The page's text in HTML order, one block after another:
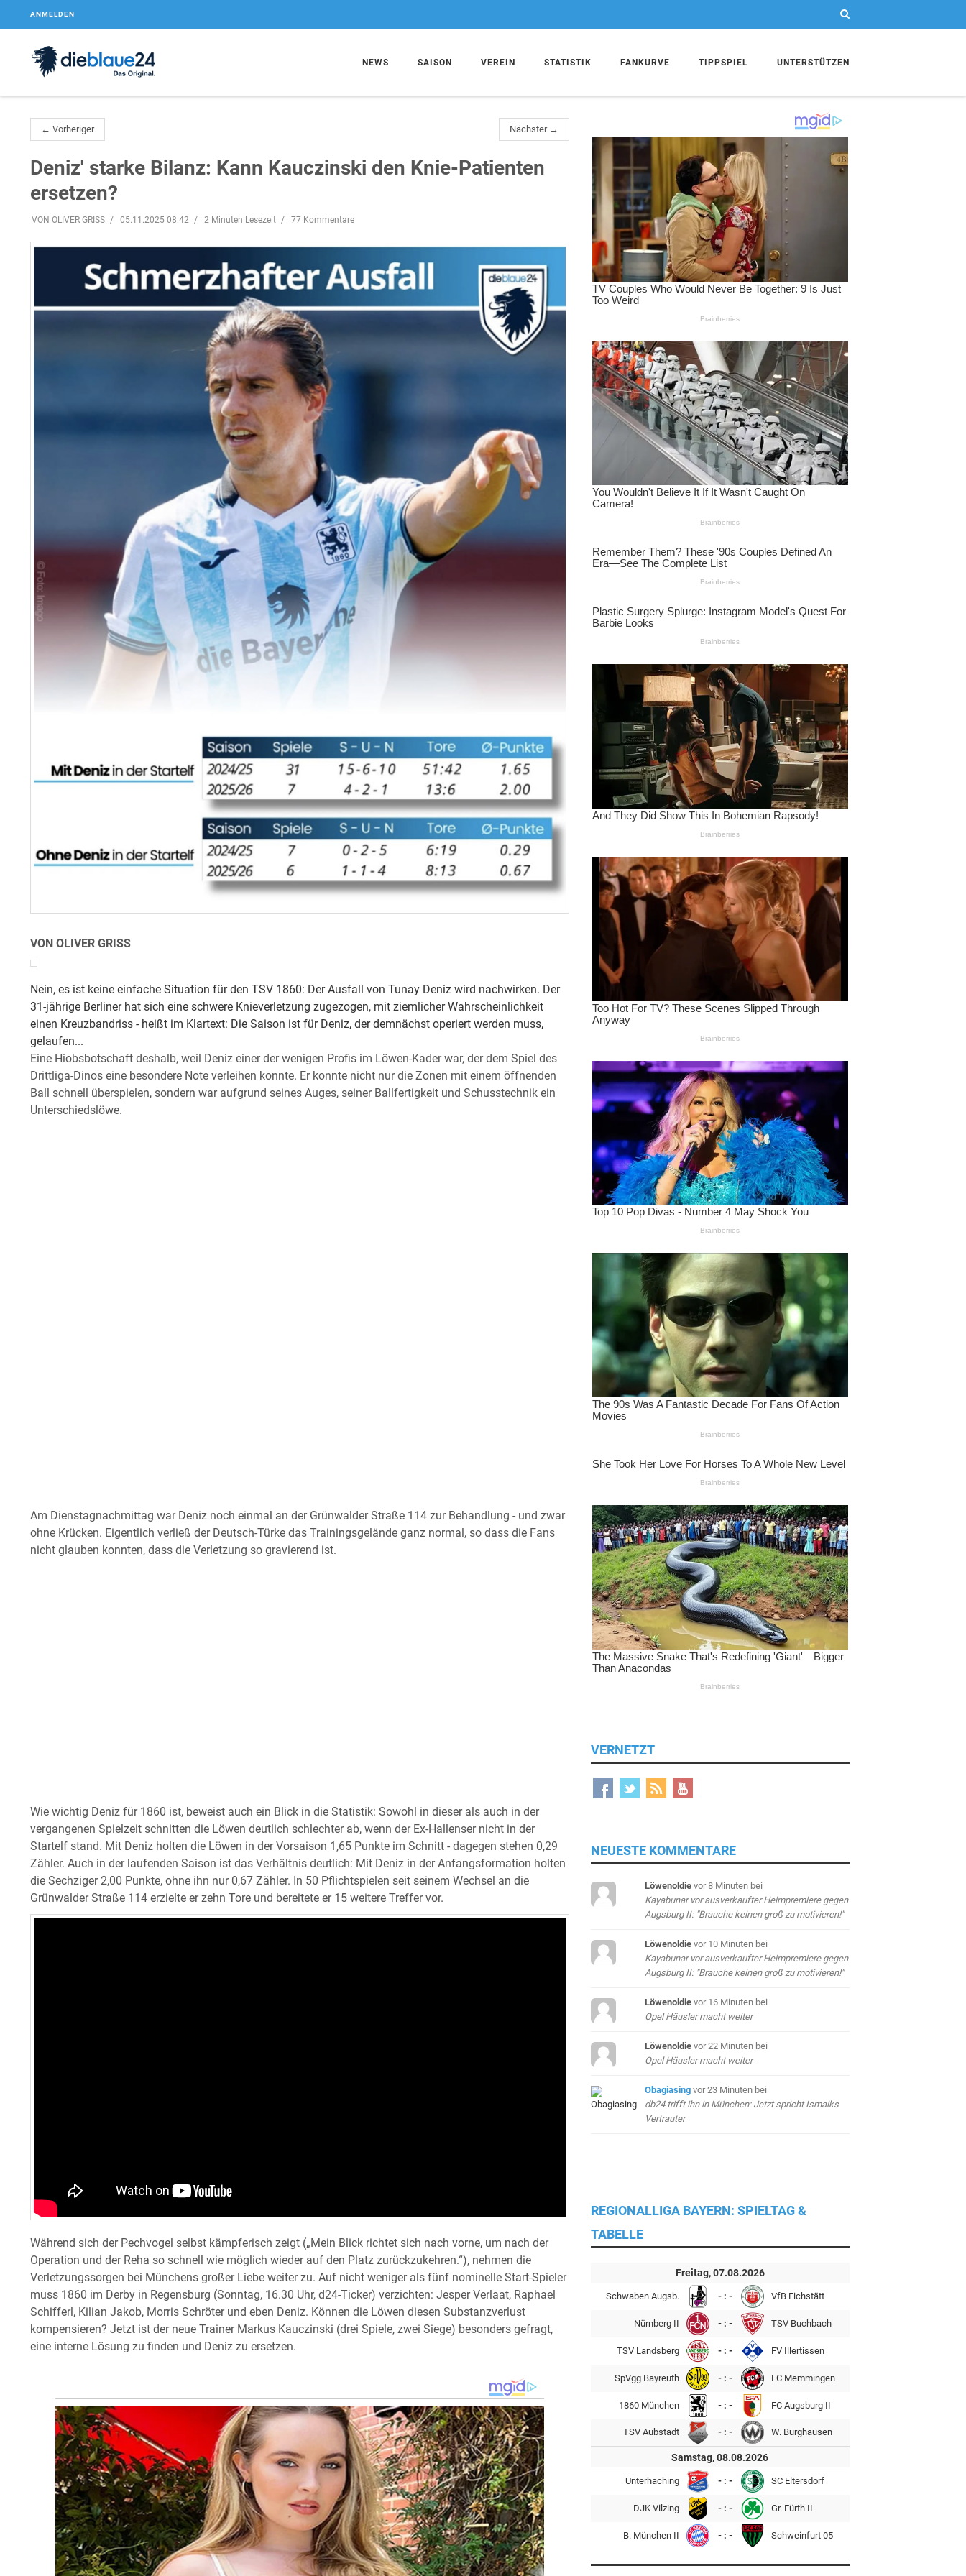
ANMELDEN
NEWS SAISON VEREIN STATISTIK FANKURVE TIPPSPIEL UNTERSTÜTZEN
← Vorheriger Nächster →
Deniz' starke Bilanz: Kann Kauczinski den Knie-Patienten
ersetzen?
VON OLIVER GRISS 05.11.2025 08:42 2 Minuten Lesezeit 77 Kommentare
VON OLIVER GRISS
Nein, es ist keine einfache Situation für den TSV 1860: Der Ausfall von Tunay Deniz wird nachwirken. Der
31-jährige Berliner hat sich eine schwere Knieverletzung zugezogen, mit ziemlicher Wahrscheinlichkeit
einen Kreuzbandriss - heißt im Klartext: Die Saison ist für Deniz, der demnächst operiert werden muss,
gelaufen...
Eine Hiobsbotschaft deshalb, weil Deniz einer der wenigen Profis im Löwen-Kader war, der dem Spiel des
Drittliga-Dinos eine besondere Note verleihen konnte. Er konnte nicht nur die Zonen mit einem öffnenden
Ball schnell überspielen, sondern war aufgrund seines Auges, seiner Ballfertigkeit und Schusstechnik ein
Unterschiedslöwe.
Am Dienstagnachmittag war Deniz noch einmal an der Grünwalder Straße 114 zur Behandlung - und zwar
ohne Krücken. Eigentlich verließ der Deutsch-Türke das Trainingsgelände ganz normal, so dass die Fans
nicht glauben konnten, dass die Verletzung so gravierend ist.
Wie wichtig Deniz für 1860 ist, beweist auch ein Blick in die Statistik: Sowohl in dieser als auch in der
vergangenen Spielzeit schnitten die Löwen deutlich schlechter ab, wenn der Ex-Hallenser nicht in der
Startelf stand. Mit Deniz holten die Löwen in der Vorsaison 1,65 Punkte im Schnitt - dagegen stehen 0,29
Zähler. Auch in der laufenden Saison ist das Verhältnis deutlich: Mit Deniz in der Anfangsformation holten
die Sechziger 2,00 Punkte, ohne ihn nur 0,67 Zähler. In 50 Pflichtspielen seit seinem Wechsel an die
Grünwalder Straße 114 erzielte er zehn Tore und bereitete er 15 weitere Treffer vor.
Während sich der Pechvogel selbst kämpferisch zeigt („Mein Blick richtet sich nach vorne, um nach der
Operation und der Reha so schnell wie möglich wieder auf den Platz zurückzukehren.“), nehmen die
Verletzungssorgen bei Münchens großer Liebe weiter zu. Auf nicht weniger als fünf nominelle Start-Spieler
muss 1860 im Derby in Regensburg (Sonntag, 16.30 Uhr, d24-Ticker) verzichten: Jesper Verlaat, Raphael
Schifferl, Kilian Jakob, Morris Schröter und eben Deniz. Können die Löwen diesen Substanzverlust
kompensieren? Jetzt ist der neue Trainer Markus Kauczinski (drei Spiele, zwei Siege) besonders gefragt,
eine interne Lösung zu finden und Deniz zu ersetzen.
VERNETZT
NEUESTE KOMMENTARE
Löwenoldie vor 8 Minuten bei
Kayabunar vor ausverkaufter Heimpremiere gegen
Augsburg II: "Brauche keinen groß zu motivieren!"
Löwenoldie vor 10 Minuten bei
Kayabunar vor ausverkaufter Heimpremiere gegen
Augsburg II: "Brauche keinen groß zu motivieren!"
Löwenoldie vor 16 Minuten bei
Opel Häusler macht weiter
Löwenoldie vor 22 Minuten bei
Opel Häusler macht weiter
Obagiasing vor 23 Minuten bei
db24 trifft ihn in München: Jetzt spricht Ismaiks
Vertrauter
REGIONALLIGA BAYERN: SPIELTAG &
TABELLE
Freitag, 07.08.2026
Schwaben Augsb. - : - VfB Eichstätt
Nürnberg II - : - TSV Buchbach
TSV Landsberg - : - FV Illertissen
SpVgg Bayreuth - : - FC Memmingen
1860 München - : - FC Augsburg II
TSV Aubstadt - : - W. Burghausen
Samstag, 08.08.2026
Unterhaching - : - SC Eltersdorf
DJK Vilzing - : - Gr. Fürth II
B. München II - : - Schweinfurt 05